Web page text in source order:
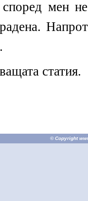
мен
статия.
© Copyright